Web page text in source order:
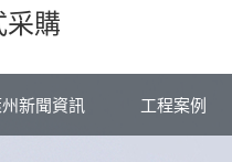
購
新聞資訊 工程案例